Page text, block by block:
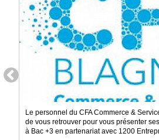
Le personnel du CFA Commerce &
de vous retrouver pour vous présenter
à Bac +3 en partenariat avec 1200